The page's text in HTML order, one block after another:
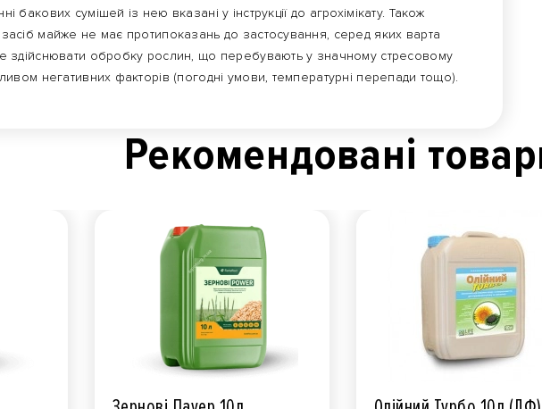
бакових сумішей із нею вказані у інструкції до агрохімікату. Також
майже не має протипоказань до застосування, серед яких варта
здійснювати обробку рослин, що перебувають у значному стресовому
негативних факторів (погодні умови, температурні перепади тощо).
Рекомендованi